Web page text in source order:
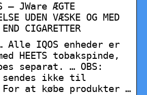
– JWare ÆGTE
UDEN VÆSKE OG MED
CIGARETTER
Alle IQOS enheder er
HEETS tobakspinde,
separat. … OBS:
sendes ikke til
at købe produkter …